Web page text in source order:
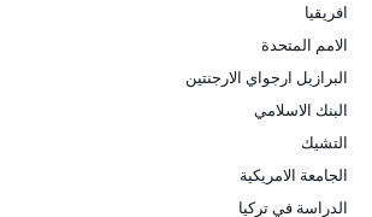
افريقيا
الامم المتحدة
البرازيل ارجواي الارجنتين
البنك الاسلامي
التشيك
الجامعة الامريكية
الدراسة في تركيا